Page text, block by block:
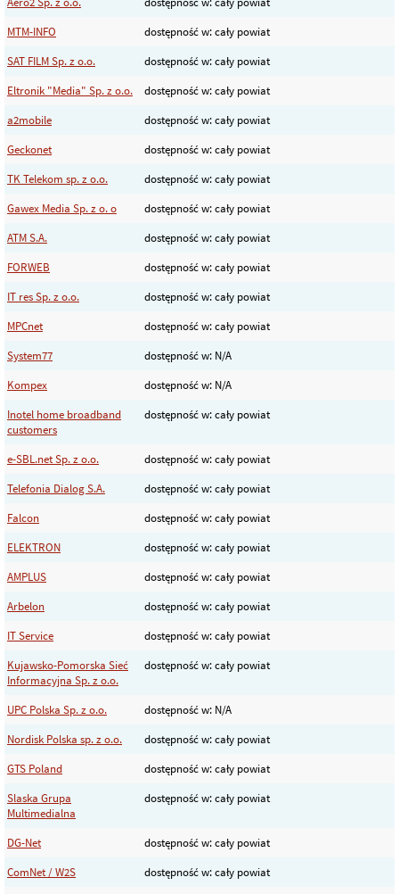
MTM-INFO
dostępność w: cały powiat
SAT FILM Sp. z o.o.
dostępność w: cały powiat
Eltronik "Media" Sp. z o.o.
dostępność w: cały powiat
a2mobile
dostępność w: cały powiat
Geckonet
dostępność w: cały powiat
TK Telekom sp. z o.o.
dostępność w: cały powiat
Gawex Media Sp. z o. o
dostępność w: cały powiat
ATM S.A.
dostępność w: cały powiat
FORWEB
dostępność w: cały powiat
IT res Sp. z o.o.
dostępność w: cały powiat
MPCnet
dostępność w: cały powiat
System77
dostępność w: N/A
Kompex
dostępność w: N/A
Inotel home broadband
customers
dostępność w: cały powiat
e-SBL.net Sp. z o.o.
dostępność w: cały powiat
Telefonia Dialog S.A.
dostępność w: cały powiat
Falcon
dostępność w: cały powiat
ELEKTRON
dostępność w: cały powiat
AMPLUS
dostępność w: cały powiat
Arbelon
dostępność w: cały powiat
IT Service
dostępność w: cały powiat
Kujawsko-Pomorska Sieć
Informacyjna Sp. z o.o.
dostępność w: cały powiat
UPC Polska Sp. z o.o.
dostępność w: N/A
Nordisk Polska sp. z o.o.
dostępność w: cały powiat
GTS Poland
dostępność w: cały powiat
Slaska Grupa
Multimedialna
dostępność w: cały powiat
DG-Net
dostępność w: cały powiat
ComNet / W2S
dostępność w: cały powiat